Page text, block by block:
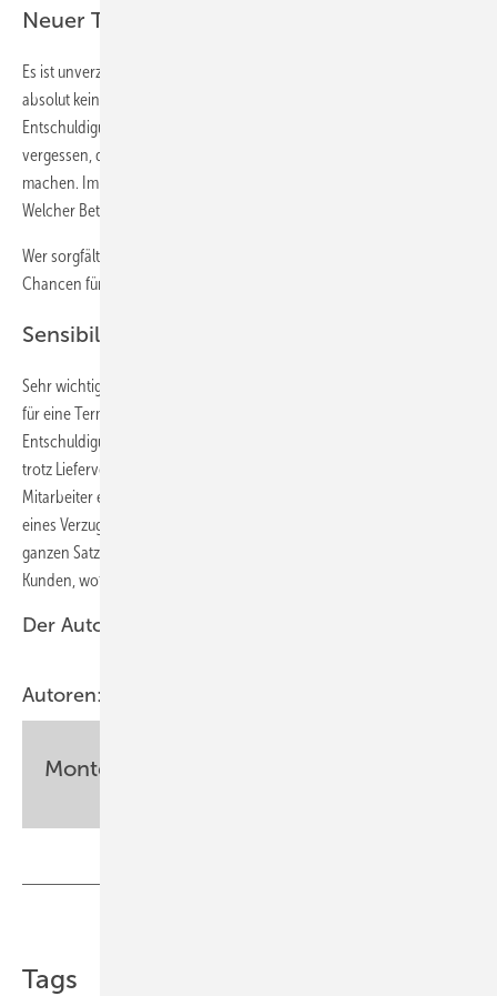
Neuer Termin
Es ist unverzeihlich, wenn auch der zweite Termin platzt. Da kann man
absolut kein Verständnis vom Kunden erwarten, und auch eine
Entschuldigung wird wohl kaum ausreichen. Man darf nicht
vergessen, dass enttäuschte Kunden negative Mundwerbung
machen. Im Schnitt sagt ein unzufriedener es 14 anderen Personen.
Welcher Betrieb kann sich das leisten?
Wer sorgfältig mit der Terminvergabe umgeht, hat weit größere
Chancen für rentable Umsätze.
Sensibilität
Sehr wichtig ist es, dass auch jeder Mitarbeiter die nötige Sensibilität
für eine Termineinhaltung hat. Im Zweifel ist eben auch eine
Entschuldigung gegenüber dem Kunden fällig. Wenn sich der Kunde
trotz Lieferverzug verständnisvoll äußert, kann er ein Danke vom
Mitarbeiter erwarten. Entgegenkommen vom Kunden und Akzeptanz
eines Verzugs ist keine Selbstverständlichkeit. Das „Danke“ in einem
ganzen Satz hat eine durchschlagende Wirkung. Erklären Sie dem
Kunden, wofür Sie ihm danken.
Der Autor
Autoren:
Monteur
Tags